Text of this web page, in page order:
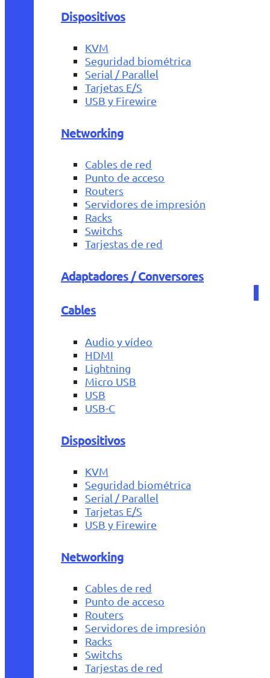
Dispositivos
KVM
Seguridad biométrica
Serial / Parallel
Tarjetas E/S
USB y Firewire
Networking
Cables de red
Punto de acceso
Routers
Servidores de impresión
Racks
Switchs
Tarjestas de red
Adaptadores / Conversores
Cables
Audio y vídeo
HDMI
Lightning
Micro USB
USB
USB-C
Dispositivos
KVM
Seguridad biométrica
Serial / Parallel
Tarjetas E/S
USB y Firewire
Networking
Cables de red
Punto de acceso
Routers
Servidores de impresión
Racks
Switchs
Tarjestas de red